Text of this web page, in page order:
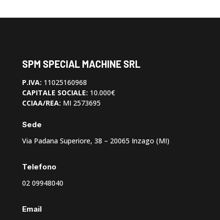
SPM SPECIAL MACHINE SRL
P.IVA: 11025160968
CAPITALE SOCIALE: 10.000€
CCIAA/REA: MI 2573695
Sede
Via Padana Superiore, 38 – 20065 Inzago (MI)
Telefono
02 09948040
Email